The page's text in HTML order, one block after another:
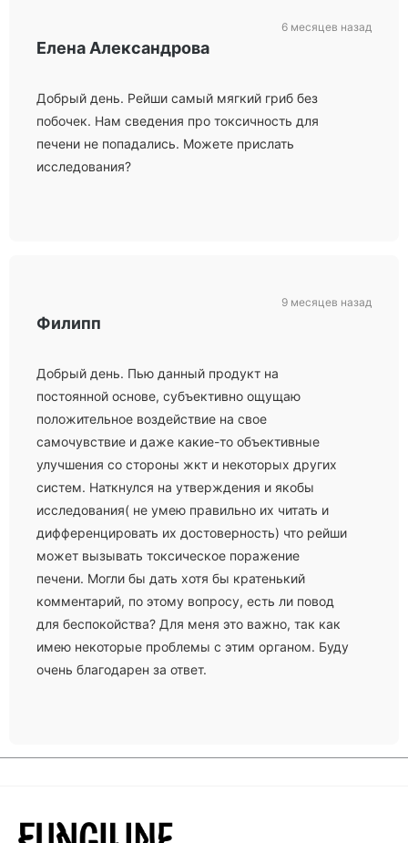
Елена Александрова
Добрый день. Рейши самый мягкий гриб без
побочек. Нам сведения про токсичность для
печени не попадались. Можете прислать
исследования?
6 месяцев назад
Филипп
Добрый день. Пью данный продукт на
постоянной основе, субъективно ощущаю
положительное воздействие на свое
самочувствие и даже какие-то объективные
улучшения со стороны жкт и некоторых других
систем. Наткнулся на утверждения и якобы
исследования( не умею правильно их читать и
дифференцировать их достоверность) что рейши
может вызывать токсическое поражение
печени. Могли бы дать хотя бы кратенький
комментарий, по этому вопросу, есть ли повод
для беспокойствa? Для меня это важно, так как
имею некоторые проблемы с этим органом. Буду
очень благодарен за ответ.
9 месяцев назад